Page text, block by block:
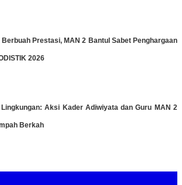
Prestasi, MAN 2 Bantul Sabet Penghargaan
2026
Aksi Kader Adiwiyata dan Guru MAN 2
Berkah